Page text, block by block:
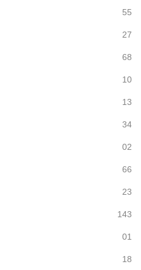
55
27
68
10
13
34
02
66
23
143
01
18